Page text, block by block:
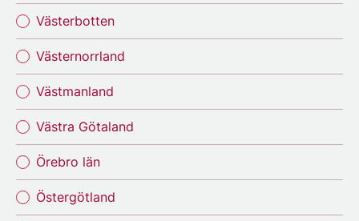
Västerbotten
Västernorrland
Västmanland
Västra Götaland
Örebro län
Östergötland